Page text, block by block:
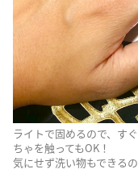
ライトで固めるので、す
ちゃを触ってもOK！
気にせず洗い物もできる